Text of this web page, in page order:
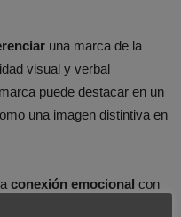
una marca de la
visual y verbal
puede destacar en un
una imagen distintiva en
conexión emocional con